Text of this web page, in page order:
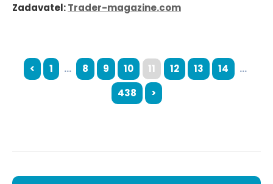
Zadavatel:Trader-magazine.com
< 1 ... 8 9 10 11 12 13 14
...
438
>